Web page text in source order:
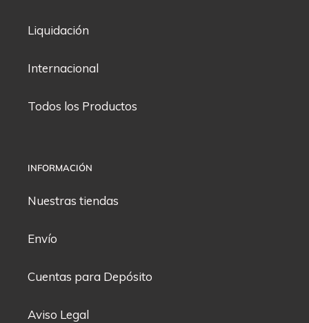
Liquidación
Internacional
Todos los Productos
INFORMACIÓN
Nuestras tiendas
Envío
Cuentas para Depósito
Aviso Legal